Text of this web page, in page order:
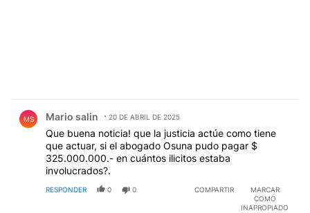
MS Mario salin 20 DE ABRIL DE 2025
Que buena noticia! que la justicia actúe como tiene
que actuar, si el abogado Osuna pudo pagar $
325.000.000.- en cuántos ilicitos estaba
involucrados?.
RESPONDER 0 0 COMPARTIR
MARCAR
COMO
INAPROPIADO